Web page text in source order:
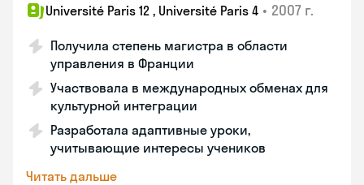
Université Paris 12 , Université Paris 4 • 2007 г.
Получила степень магистра в области
управления в Франции
Участвовала в международных обменах для
культурной интеграции
Разработала адаптивные уроки,
учитывающие интересы учеников
Читать дальше